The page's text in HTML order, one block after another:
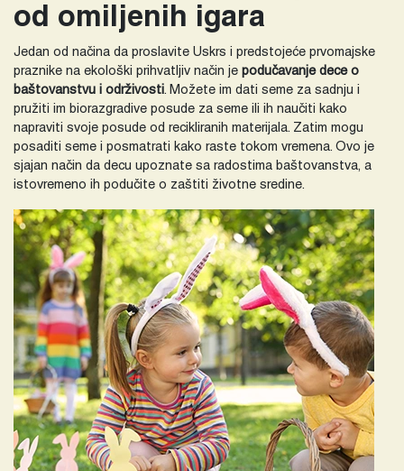
od omiljenih igara
Jedan od načina da proslavite Uskrs i predstojeće prvomajske
praznike na ekološki prihvatljiv način je podučavanje dece o
baštovanstvu i održivosti . Možete im dati seme za sadnju i
pružiti im biorazgradive posude za seme ili ih naučiti kako
napraviti svoje posude od recikliranih materijala. Zatim mogu
posaditi seme i posmatrati kako raste tokom vremena. Ovo je
sjajan način da decu upoznate sa radostima baštovanstva, a
istovremeno ih podučite o zaštiti životne sredine.